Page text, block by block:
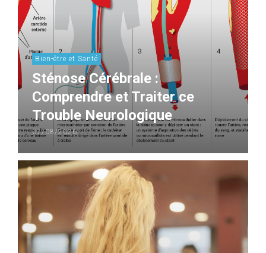
Bien-être et Santé
Sténose Cérébrale :
Comprendre et Traiter ce
Trouble Neurologique
07/08/2026